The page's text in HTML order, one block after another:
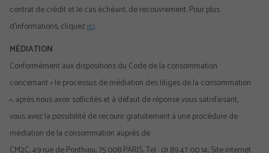
contrat de crédit et le cas échéant, de recouvrement. Pour plus
d’informations, cliquezici.
MÉDIATION
Conformément aux dispositions du Code de la consommation
concernant « le processus de médiation des litiges de la consommation
», après nous avoir sollicités et à défaut de réponse vous satisfaisant,
vous avez la possibilité de recourir gratuitement à une procédure de
médiation de la consommation auprès de
CM2C, 49 rue de Ponthieu, 75 008 PARIS, Tel : 01 89 47 00 14, Site internet